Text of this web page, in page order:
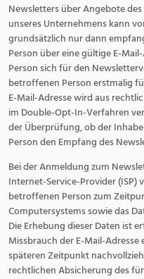
Newsletters über Angebote
unseres Unternehmens kann
grundsätzlich nur dann
Person über eine gültige E-
Person sich für den
betroffenen Person erstmalig
E-Mail-Adresse wird aus
im Double-Opt-In-Verfahren
der Überprüfung, ob der
Person den Empfang des
Bei der Anmeldung zum
Internet-Service-Provider (ISP)
betroffenen Person zum
Computersystems sowie das
Die Erhebung dieser Daten ist
Missbrauch der E-Mail-
späteren Zeitpunkt
rechtlichen Absicherung des